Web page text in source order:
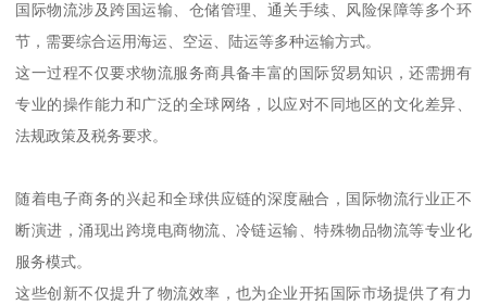
国际物流涉及跨国运输、仓储管理、通关手续、风险保障等多个环
节，需要综合运用海运、空运、陆运等多种运输方式。
这一过程不仅要求物流服务商具备丰富的国际贸易知识，还需拥有
专业的操作能力和广泛的全球网络，以应对不同地区的文化差异、
法规政策及税务要求。
随着电子商务的兴起和全球供应链的深度融合，国际物流行业正不
断演进，涌现出跨境电商物流、冷链运输、特殊物品物流等专业化
服务模式。
这些创新不仅提升了物流效率，也为企业开拓国际市场提供了有力